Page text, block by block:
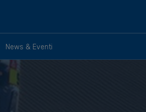
News & Eventi